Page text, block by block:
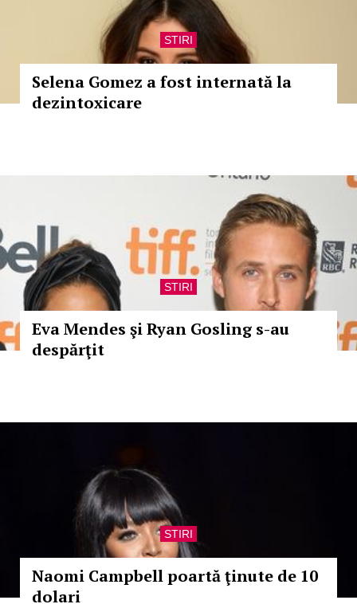
STIRI
Selena Gomez a fost internată la
dezintoxicare
STIRI
Eva Mendes şi Ryan Gosling s-au
despărţit
STIRI
Naomi Campbell poartă ţinute de 10
dolari